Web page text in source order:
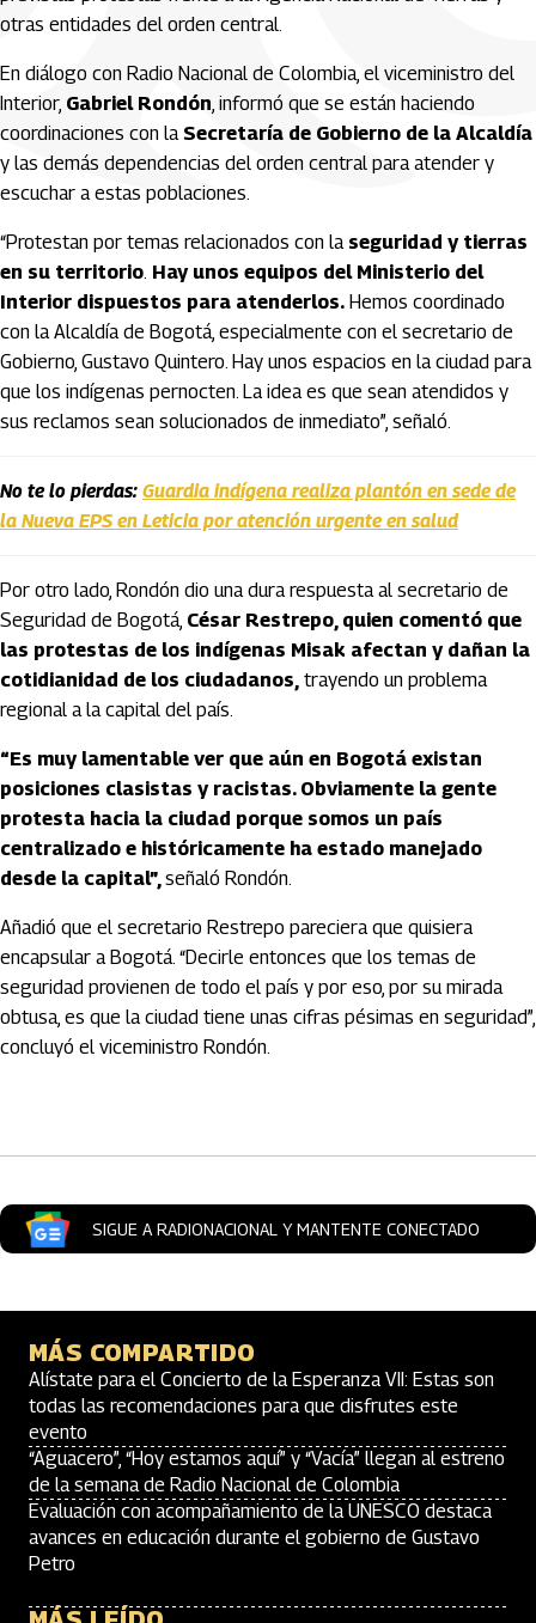
otras entidades del orden central.
En diálogo con Radio Nacional de Colombia, el viceministro del
Interior, Gabriel Rondón, informó que se están haciendo
coordinaciones con laSecretaría de Gobierno de la Alcaldía
y las demás dependencias del orden central para atender y
escuchar a estas poblaciones.
“Protestan por temas relacionados con la seguridad y tierras
en su territorio. Hay unos equipos del Ministerio del
Interior dispuestos para atenderlos. Hemos coordinado
con la Alcaldía de Bogotá, especialmente con el secretario de
Gobierno, Gustavo Quintero. Hay unos espacios en la ciudad para
que los indígenas pernocten. La idea es que sean atendidos y
sus reclamos sean solucionados de inmediato”, señaló.
No te lo pierdas: Guardia indígena realiza plantón en sede de
la Nueva EPS en Leticia por atención urgente en salud
Por otro lado, Rondón dio una dura respuesta al secretario de
Seguridad de Bogotá, César Restrepo, quien comentó que
las protestas de los indígenas Misak afectan y dañan la
cotidianidad de los ciudadanos, trayendo un problema
regional a la capital del país.
“Es muy lamentable ver que aún en Bogotá existan
posiciones clasistas y racistas. Obviamente la gente
protesta hacia la ciudad porque somos un país
centralizado e históricamente ha estado manejado
desde la capital”,señaló Rondón.
Añadió que el secretario Restrepo pareciera que quisiera
encapsular a Bogotá. “Decirle entonces que los temas de
seguridad provienen de todo el país y por eso, por su mirada
obtusa, es que la ciudad tiene unas cifras pésimas en seguridad”,
concluyó el viceministro Rondón.
SIGUE A RADIONACIONAL Y MANTENTE CONECTADO
MÁS COMPARTIDO
Alístate para el Concierto de la Esperanza VII: Estas son
todas las recomendaciones para que disfrutes este
evento
“Aguacero”, “Hoy estamos aquí” y “Vacía” llegan al estreno
de la semana de Radio Nacional de Colombia
Evaluación con acompañamiento de la UNESCO destaca
avances en educación durante el gobierno de Gustavo
Petro